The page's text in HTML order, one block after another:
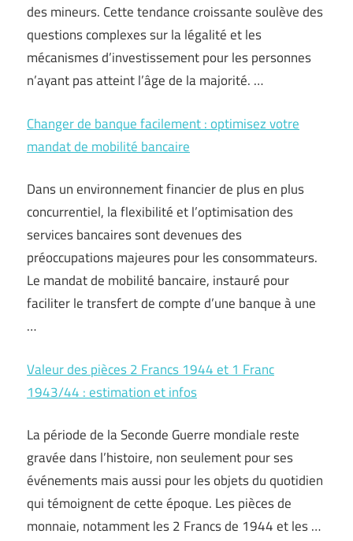
des mineurs. Cette tendance croissante soulève des
questions complexes sur la légalité et les
mécanismes d’investissement pour les personnes
n’ayant pas atteint l’âge de la majorité. …
Changer de banque facilement : optimisez votre
mandat de mobilité bancaire
Dans un environnement financier de plus en plus
concurrentiel, la flexibilité et l’optimisation des
services bancaires sont devenues des
préoccupations majeures pour les consommateurs.
Le mandat de mobilité bancaire, instauré pour
faciliter le transfert de compte d’une banque à une
…
Valeur des pièces 2 Francs 1944 et 1 Franc
1943/44 : estimation et infos
La période de la Seconde Guerre mondiale reste
gravée dans l’histoire, non seulement pour ses
événements mais aussi pour les objets du quotidien
qui témoignent de cette époque. Les pièces de
monnaie, notamment les 2 Francs de 1944 et les …